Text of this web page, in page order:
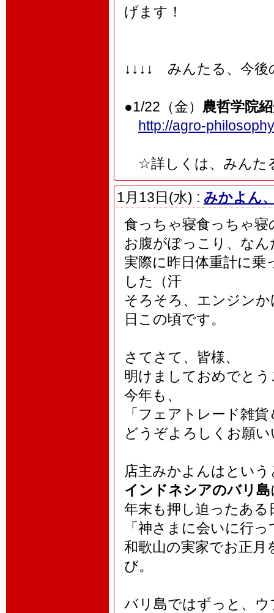
げます！
↓↓↓↓ みんたる、今
●1/22（金） 農哲学院
http://agro-
☆詳しくは、みんた
1月13日(水) : みかよん
食っちゃ寝食っちゃ
お腹がぽっこり、な
実際に昨日体重計に
した（汗
そろそろ、エンジン
日この頃です。
さてさて、皆様、
明けましておめでと
今年も、
「フェアトレード雑
どうぞよろしくお願
店主みかよんはとい
インドネシアのバリ島
年末も押し迫ったある
「神さまに会いに行
和歌山の実家でお正
び。
バリ島ではずっと、